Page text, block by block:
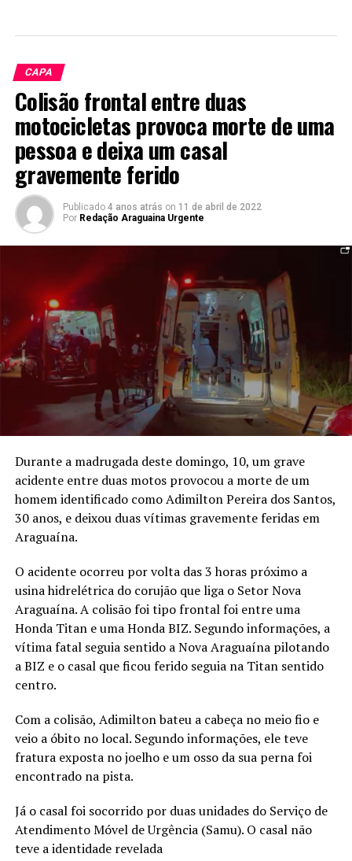
CAPA
Colisão frontal entre duas
motocicletas provoca morte de uma
pessoa e deixa um casal
gravemente ferido
Publicado 4 anos atrás on 11 de abril de 2022
Por Redação Araguaina Urgente
Durante a madrugada deste domingo, 10, um grave
acidente entre duas motos provocou a morte de um
homem identificado como Adimilton Pereira dos Santos,
30 anos, e deixou duas vítimas gravemente feridas em
Araguaína.
O acidente ocorreu por volta das 3 horas próximo a
usina hidrelétrica do corujão que liga o Setor Nova
Araguaína. A colisão foi tipo frontal foi entre uma
Honda Titan e uma Honda BIZ. Segundo informações, a
vítima fatal seguia sentido a Nova Araguaína pilotando
a BIZ e o casal que ficou ferido seguia na Titan sentido
centro.
Com a colisão, Adimilton bateu a cabeça no meio fio e
veio a óbito no local. Segundo informações, ele teve
fratura exposta no joelho e um osso da sua perna foi
encontrado na pista.
Já o casal foi socorrido por duas unidades do Serviço de
Atendimento Móvel de Urgência (Samu). O casal não
teve a identidade revelada